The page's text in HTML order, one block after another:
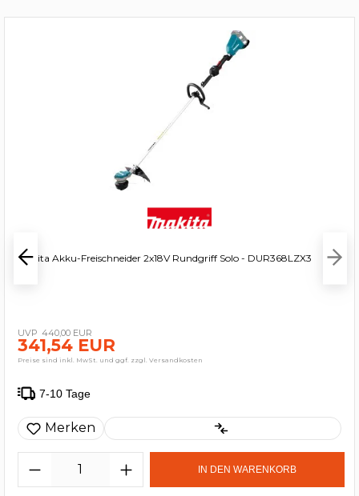
Makita Akku-Freischneider 2x18V Rundgriff Solo - DUR368LZX3
440,00 EUR
341,54 EUR
Preise sind inkl. MwSt. und ggf. zzgl. Versandkosten
7-10 Tage
Merken
IN DEN WARENKORB